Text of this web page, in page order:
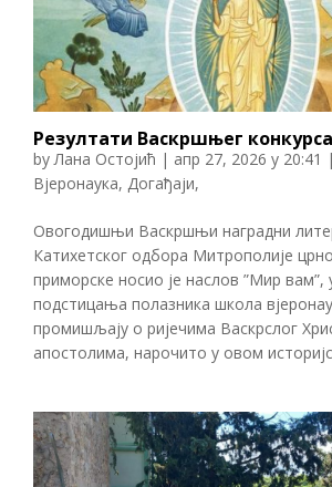
Резултати Васкршњег
byЛана Остојић | апр 27, 2026 у 20:41 |
Вјеронаука, Догађаји,
Овогодишњи Васкршњи наградни
Катихетског одбора Митрополије
приморске носио је наслов ”Мир вам”,
подстицања полазника школа
промишљају о ријечима Васкрслог
апостолима, нарочито у овом